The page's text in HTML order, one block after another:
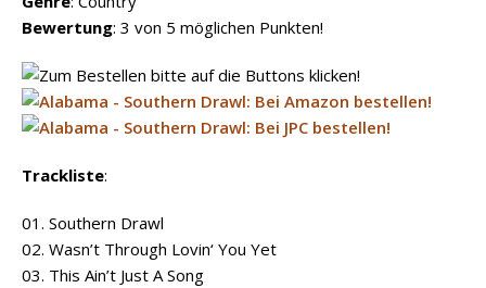
Bewertung: 3 von 5 möglichen Punkten!
Trackliste:
01. Southern Drawl
02. Wasn’t Through Lovin‘ You Yet
03. This Ain’t Just A Song